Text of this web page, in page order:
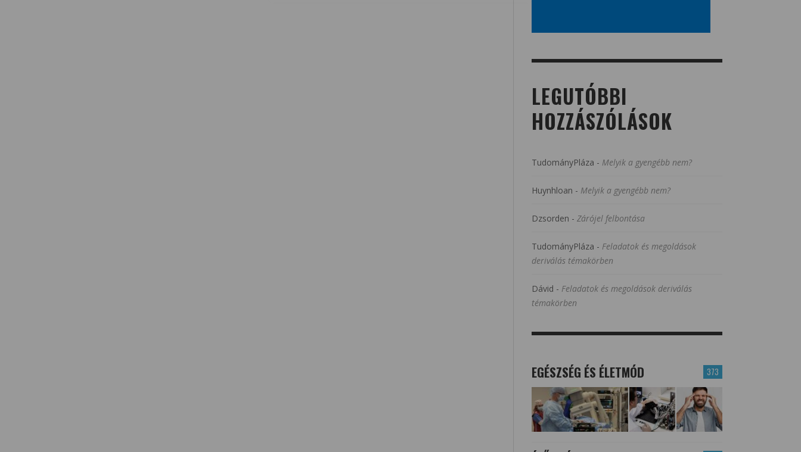
LEGUTÓBBI
HOZZÁSZÓLÁSOK
TudományPláza - Melyik a gyengébb nem?
Huynhloan - Melyik a gyengébb nem?
Dzsorden - Zárójel felbontása
TudományPláza - Feladatok és megoldások
deriválás témakörben
Dávid - Feladatok és megoldások deriválás
témakörben
373
EGÉSZSÉG ÉS ÉLETMÓD